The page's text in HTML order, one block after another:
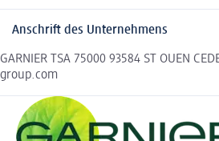
Anschrift des Unternehmens
GARNIER TSA 75000 93584 ST OUEN
group.com